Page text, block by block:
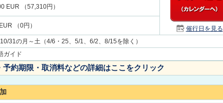
催行日を見る
EUR （57,310円）
（0円）
31の月～土（4/6・25、5/1、6/2、8/15を除く）
ガイド
約期限・取消料などの詳細はここをクリック